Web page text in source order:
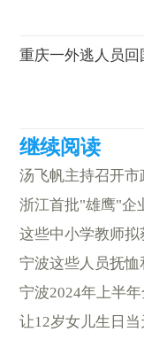
重庆一外逃人员回
汤飞帆主持召开市
浙江首批"雄鹰"企
这些中小学教师拟
宁波这些人员抚
宁波2024年上半
让12岁女儿生日